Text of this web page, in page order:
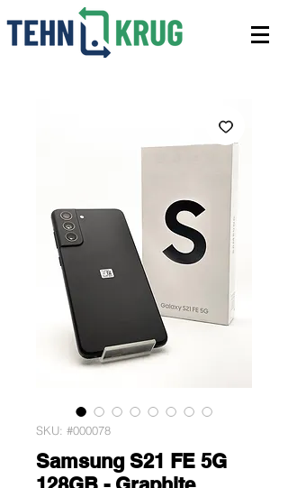
SKU: #000078
Samsung S21 FE 5G